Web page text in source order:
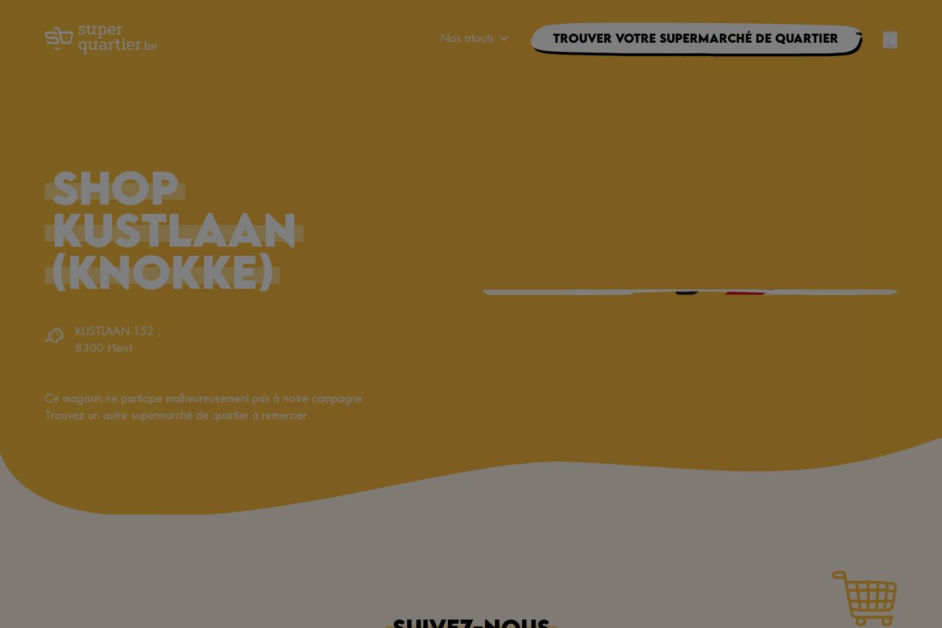
Nos atouts Trouver votre supermarché de quartier
SHOP
KUSTLAAN
(Knokke)
KUSTLAAN 152 ,
8300 Heist
Ce magasin ne participe malheureusement pas à notre campagne.
Trouvez un autre supermarché de quartier à remercier.